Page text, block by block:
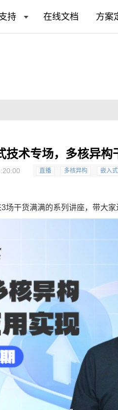
持 在线文档 方案
技术专场，多核异
直播 多核异构 嵌入
干货满满的系列讲座，带大